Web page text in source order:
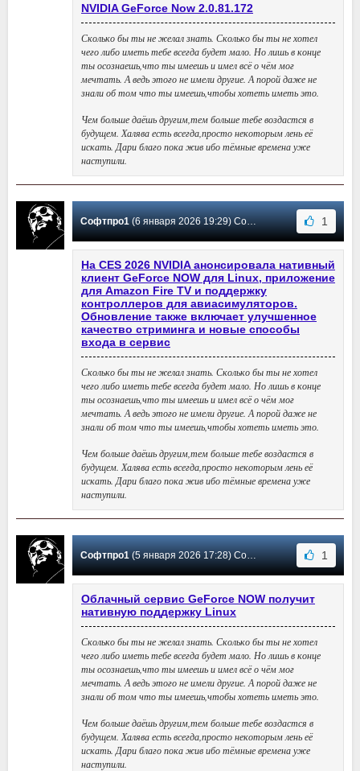
NVIDIA GeForce Now 2.0.81.172
Сколько бы ты не желал знать. Сколько бы ты не хотел
чего либо иметь тебе всегда будет мало. Но лишь в конце
ты осознаешь,что ты имеешь и имел всё о чём мог
мечтать. А ведь этого не имели другие. А порой даже не
знали об том что ты имеешь,чтобы хотеть иметь это.
Чем больше даёшь другим,тем больше тебе воздастся в
будущем. Халява есть всегда,просто некоторым лень её
искать. Дари благо пока жив ибо тёмные времена уже
наступили.
Софтпро1(6 января 2026 19:29) Сообщение #35 1
На CES 2026 NVIDIA анонсировала нативный
клиент GeForce NOW для Linux, приложение
для Amazon Fire TV и поддержку
контроллеров для авиасимуляторов.
Обновление также включает улучшенное
качество стриминга и новые способы
входа в сервис
Сколько бы ты не желал знать. Сколько бы ты не хотел
чего либо иметь тебе всегда будет мало. Но лишь в конце
ты осознаешь,что ты имеешь и имел всё о чём мог
мечтать. А ведь этого не имели другие. А порой даже не
знали об том что ты имеешь,чтобы хотеть иметь это.
Чем больше даёшь другим,тем больше тебе воздастся в
будущем. Халява есть всегда,просто некоторым лень её
искать. Дари благо пока жив ибо тёмные времена уже
наступили.
Софтпро1(5 января 2026 17:28) Сообщение #34 1
Облачный сервис GeForce NOW получит
нативную поддержку Linux
Сколько бы ты не желал знать. Сколько бы ты не хотел
чего либо иметь тебе всегда будет мало. Но лишь в конце
ты осознаешь,что ты имеешь и имел всё о чём мог
мечтать. А ведь этого не имели другие. А порой даже не
знали об том что ты имеешь,чтобы хотеть иметь это.
Чем больше даёшь другим,тем больше тебе воздастся в
будущем. Халява есть всегда,просто некоторым лень её
искать. Дари благо пока жив ибо тёмные времена уже
наступили.